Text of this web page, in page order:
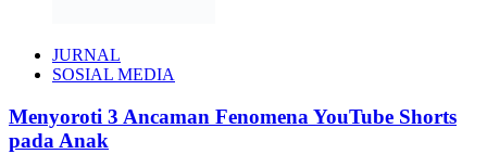
JURNAL
SOSIAL MEDIA
Menyoroti 3 Ancaman Fenomena YouTube Shorts
pada Anak